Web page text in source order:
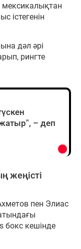
мексикалықтан
істегенін
дәл әрі
рингте
– деп
жеңісті
пен Элиас
бокс кешінде